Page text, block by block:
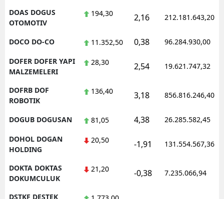
DOAS DOGUS
OTOMOTIV
194,30 2,16 212.181.643,20
DOCO DO-CO 11.352,50 0,38 96.284.930,00
DOFER DOFER YAPI
MALZEMELERI
28,30 2,54 19.621.747,32
DOFRB DOF
ROBOTIK
136,40 3,18 856.816.246,40
DOGUB DOGUSAN 81,05 4,38 26.285.582,45
DOHOL DOGAN
HOLDING
20,50 -1,91 131.554.567,36
DOKTA DOKTAS
DOKUMCULUK
21,20 -0,38 7.235.066,94
DSTKF DESTEK